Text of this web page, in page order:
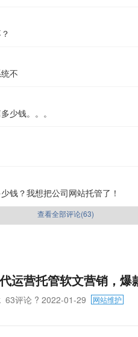
不
少钱。。。
钱？我想把公司网站托管了！
查看全部评论(63)
运营托管软文营销，爆
63评论 ? 2022-01-29 网站维护